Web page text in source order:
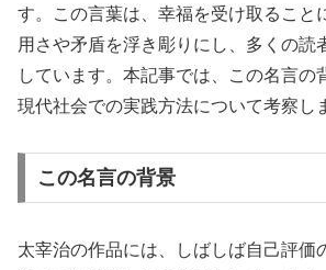
す。この言葉は、幸福を受け取ること
用さや矛盾を浮き彫りにし、多くの読
しています。本記事では、この名言の
現代社会での実践方法について考察し
この名言の背景
太宰治の作品には、しばしば自己評価